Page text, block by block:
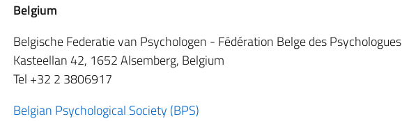
Belgium
Belgische Federatie van Psychologen - Fédération Belge des Psychologues
Kasteellan 42, 1652 Alsemberg, Belgium
Tel +32 2 3806917
Belgian Psychological Society (BPS)